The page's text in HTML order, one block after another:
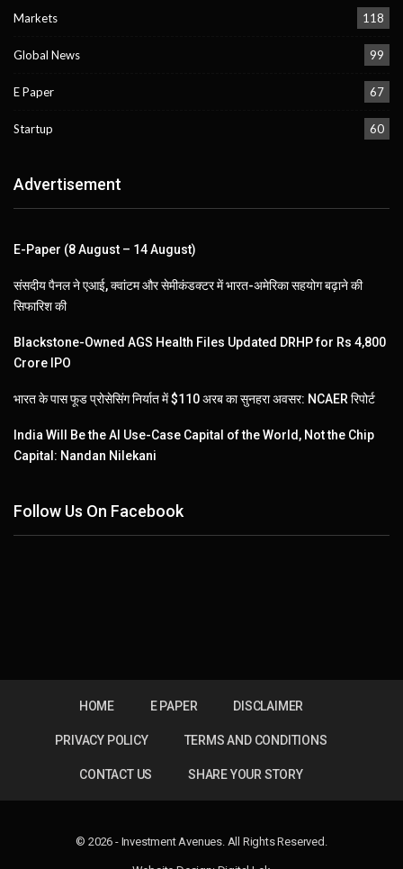
Markets 118
Global News 99
E Paper 67
Startup 60
Advertisement
E-Paper (8 August – 14 August)
संसदीय पैनल ने एआई, क्वांटम और सेमीकंडक्टर में भारत-अमेरिका सहयोग बढ़ाने की
सिफारिश की
Blackstone-Owned AGS Health Files Updated DRHP for Rs 4,800
Crore IPO
भारत के पास फूड प्रोसेसिंग निर्यात में $110 अरब का सुनहरा अवसर: NCAER रिपोर्ट
India Will Be the AI Use-Case Capital of the World, Not the Chip
Capital: Nandan Nilekani
Follow Us On Facebook
HOME E PAPER DISCLAIMER
PRIVACY POLICY TERMS AND CONDITIONS
CONTACT US SHARE YOUR STORY
© 2026 - Investment Avenues. All Rights Reserved.